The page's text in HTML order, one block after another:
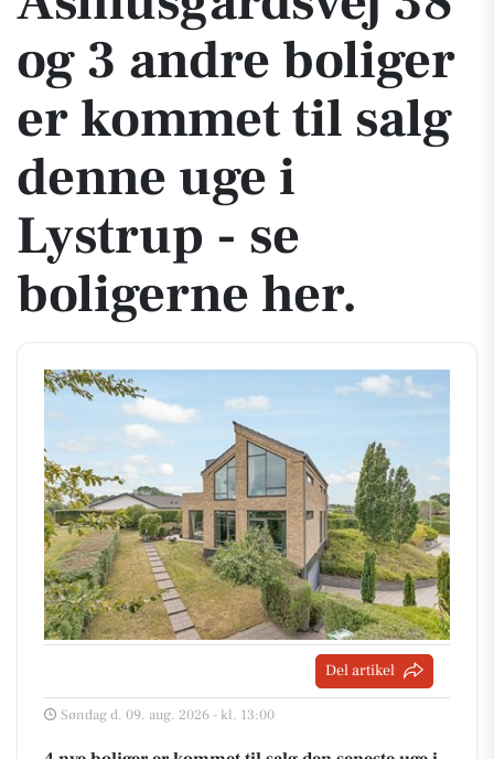
og 3 andre boliger
er kommet til salg
denne uge i
Lystrup - se
boligerne her.
Del artikel
Søndag d. 09. aug. 2026 - kl. 13:00